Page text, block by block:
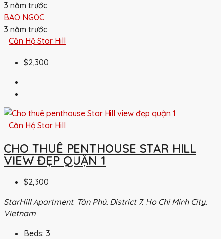
3 năm trước
BAO NGOC
3 năm trước
Căn Hộ Star Hill
$2,300
Căn Hộ Star Hill
CHO THUÊ PENTHOUSE STAR HILL
VIEW ĐẸP QUẬN 1
$2,300
StarHill Apartment, Tân Phú, District 7, Ho Chi Minh City,
Vietnam
Beds: 3